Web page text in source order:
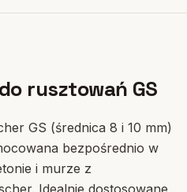
rusztowań GS
GS (średnica 8 i 10 mm)
bezpośrednio w
i murze z
Idealnie dostosowane